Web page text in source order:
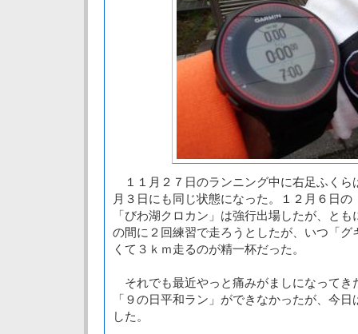
１１月２７日のランニング中に右足ふくら
月３日にも同じ状態になった。１２月６日
「びわ湖クロカン」は強行出場したが、と
の間に２回練習で走ろうとしたが、いつ「グ
くて３ｋｍ走るのが精一杯だった。
それでも最近やっと痛みがましになってき
「９の日平和ラン」ができなかったが、今
した。